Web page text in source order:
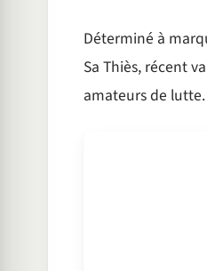
Déterminé à
Sa Thiès, récent
amateurs de lutte.